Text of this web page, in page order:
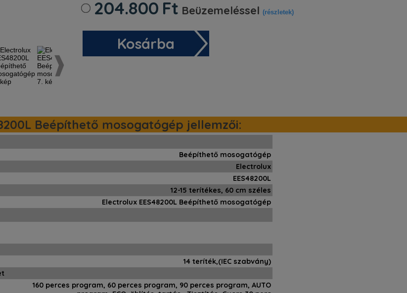
204.800 Ft Beüzemeléssel (részletek)
Kosárba
Beépíthető mosogatógép jellemzői:
Beépíthető mosogatógép
Electrolux
EES48200L
12-15 terítékes, 60 cm széles
Electrolux EES48200L Beépíthető mosogatógép
14 teríték,(IEC szabvány)
160 perces program, 60 perces program, 90 perces program, AUTO